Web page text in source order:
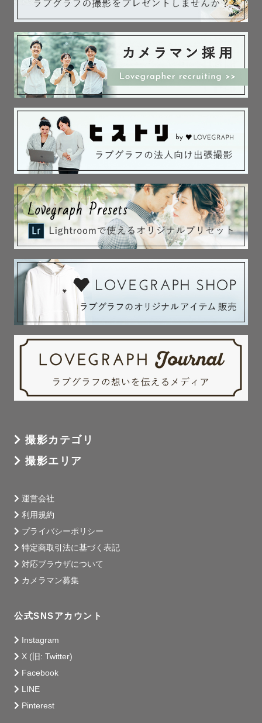
〜最後に〜
最後までお読みいただき、ありがとうございました。
撮影カテゴリ
撮影エリア
運営会社
利用規約
プライバシーポリシー
特定商取引法に基づく表記
対応ブラウザについて
カメラマン募集
公式SNSアカウント
Instagram
X (旧: Twitter)
Facebook
LINE
Pinterest